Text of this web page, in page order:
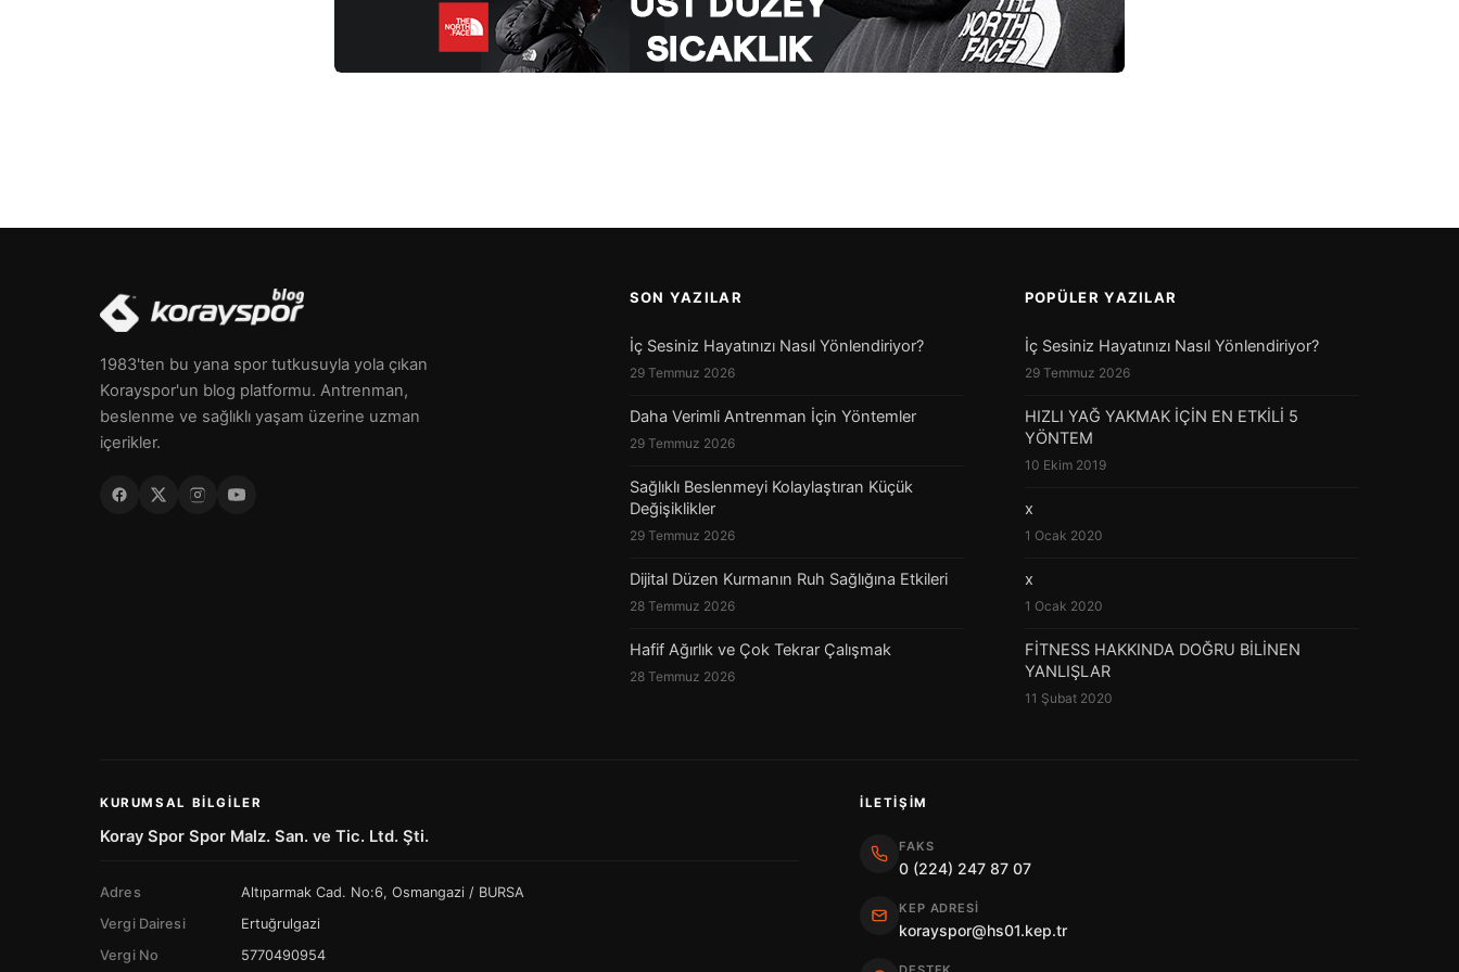
1983'ten bu yana spor tutkusuyla yola çıkan
Korayspor'un blog platformu. Antrenman,
beslenme ve sağlıklı yaşam üzerine uzman
içerikler.
SON YAZILAR
İç Sesiniz Hayatınızı Nasıl Yönlendiriyor?
29 Temmuz 2026
Daha Verimli Antrenman İçin Yöntemler
29 Temmuz 2026
Sağlıklı Beslenmeyi Kolaylaştıran Küçük
Değişiklikler
29 Temmuz 2026
Dijital Düzen Kurmanın Ruh Sağlığına Etkileri
28 Temmuz 2026
Hafif Ağırlık ve Çok Tekrar Çalışmak
28 Temmuz 2026
POPÜLER YAZILAR
İç Sesiniz Hayatınızı Nasıl Yönlendiriyor?
29 Temmuz 2026
HIZLI YAĞ YAKMAK İÇİN EN ETKİLİ 5
YÖNTEM
10 Ekim 2019
x
1 Ocak 2020
x
1 Ocak 2020
FİTNESS HAKKINDA DOĞRU BİLİNEN
YANLIŞLAR
11 Şubat 2020
KURUMSAL BILGILER
Koray Spor Spor Malz. San. ve Tic. Ltd. Şti.
Adres
Altıparmak Cad. No:6, Osmangazi / BURSA
Vergi Dairesi
Ertuğrulgazi
Vergi No
5770490954
İLETIŞIM
FAKS
0 (224) 247 87 07
KEP ADRESI
korayspor@hs01.kep.tr